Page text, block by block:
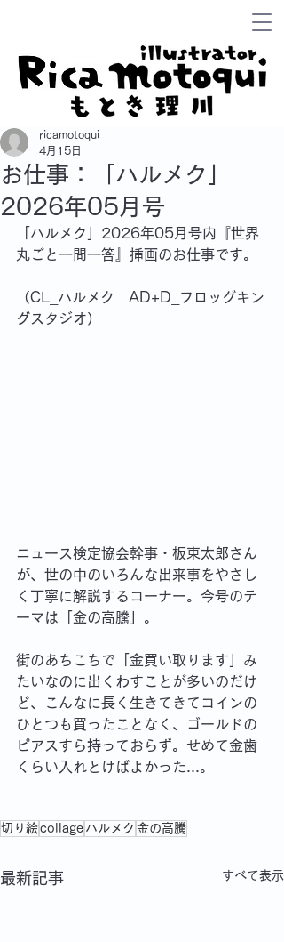
お仕事：「ハルメク」
2026年05月号
ricamotoqui
4月15日
「ハルメク」2026年05月号内『世界
丸ごと一問一答』挿画のお仕事です。
（CL_ハルメク　AD+D_フロッグキン
グスタジオ）
ニュース検定協会幹事・板東太郎さん
が、世の中のいろんな出来事をやさし
く丁寧に解説するコーナー。今号のテ
ーマは「金の高騰」。
街のあちこちで「金買い取ります」み
たいなのに出くわすことが多いのだけ
ど、こんなに長く生きてきてコインの
ひとつも買ったことなく、ゴールドの
ピアスすら持っておらず。せめて金歯
くらい入れとけばよかった...。
切り絵collage ハルメク 金の高騰
最新記事 すべて表示